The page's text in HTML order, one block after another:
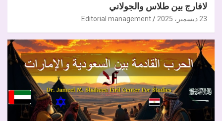
لافارج بين طلاس والجولاني
23 ديسمبر، 2025 Editorial management